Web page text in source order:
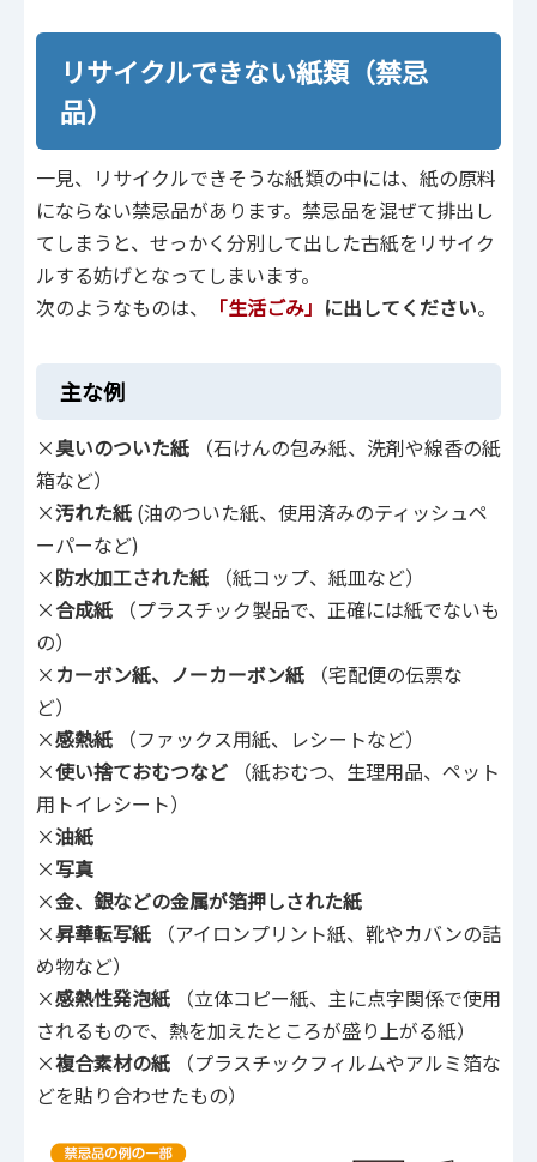
リサイクルできない紙類（禁忌
品）
一見、リサイクルできそうな紙類の中には、紙の原料
にならない禁忌品があります。禁忌品を混ぜて排出し
てしまうと、せっかく分別して出した古紙をリサイク
ルする妨げとなってしまいます。
次のようなものは、
「生活ごみ」 に出してください。
主な例
×臭いのついた紙 （石けんの包み紙、洗剤や線香の紙
箱など）
×汚れた紙 (油のついた紙、使用済みのティッシュペ
ーパーなど)
×防水加工された紙
（紙コップ、紙皿など）
×合成紙 （プラスチック製品で、正確には紙でないも
の）
× カーボン紙、ノーカーボン紙
（宅配便の伝票な
ど）
×感熱紙 （ファックス用紙、レシートなど）
×使い捨ておむつなど （紙おむつ、生理用品、ペット
用トイレシート）
×油紙
×写真
×金、銀などの金属が箔押しされた紙
×昇華転写紙 （アイロンプリント紙、靴やカバンの詰
め物など）
×感熱性発泡紙 （立体コピー紙、主に点字関係で使用
されるもので、熱を加えたところが盛り上がる紙）
×複合素材の紙 （プラスチックフィルムやアルミ箔な
どを貼り合わせたもの）